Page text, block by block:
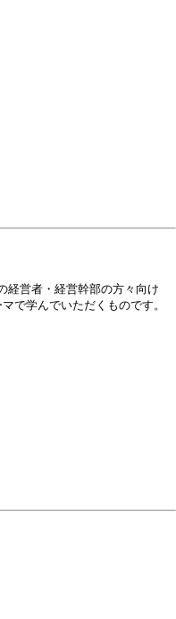
経営者・経営幹部の方々向け
で学んでいただくものです。